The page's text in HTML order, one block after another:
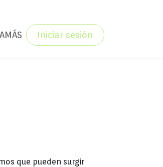
Iniciar sesión
que pueden surgir